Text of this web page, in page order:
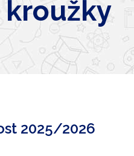
kroužky
2025/2026